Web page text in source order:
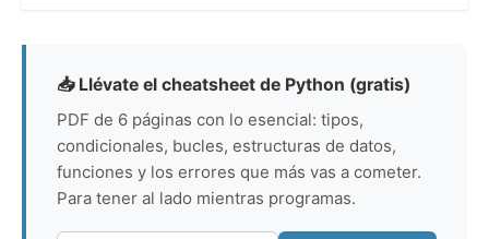
📥 Llévate el cheatsheet de Python (gratis)
PDF de 6 páginas con lo esencial: tipos,
condicionales, bucles, estructuras de datos,
funciones y los errores que más vas a cometer.
Para tener al lado mientras programas.